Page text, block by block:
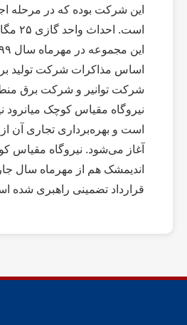
این شرکت بوده که در مرحله‌
اساس مذاکرات شرکت تولید برق
شرکت توانیر و شرکت برق
نیروگاه مقیاس کوچک
آغاز می‌شود. نیروگاه مقیاس
قرارداد تضمینی راهبری ‌شده